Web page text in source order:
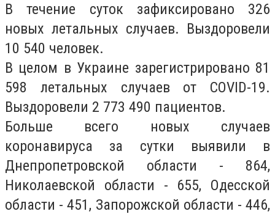
В течение суток зафиксировано 326
новых летальных случаев. Выздоровели
10 540 человек.
В целом в Украине зарегистрировано 81
598 летальных случаев от COVID-19.
Выздоровели 2 773 490 пациентов.
Больше всего новых случаев
коронавируса за сутки выявили в
Днепропетровской области - 864,
Николаевской области - 655, Одесской
области - 451, Запорожской области - 446,